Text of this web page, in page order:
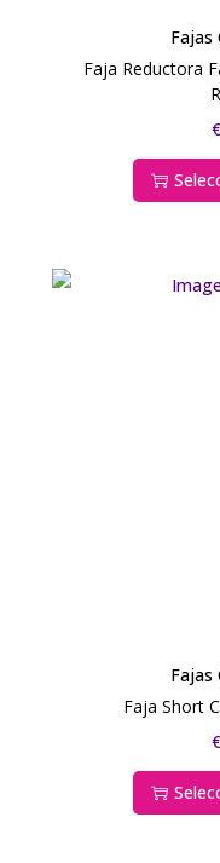
Fajas
Faja Reductora
€
Fajas
Faja Short
€